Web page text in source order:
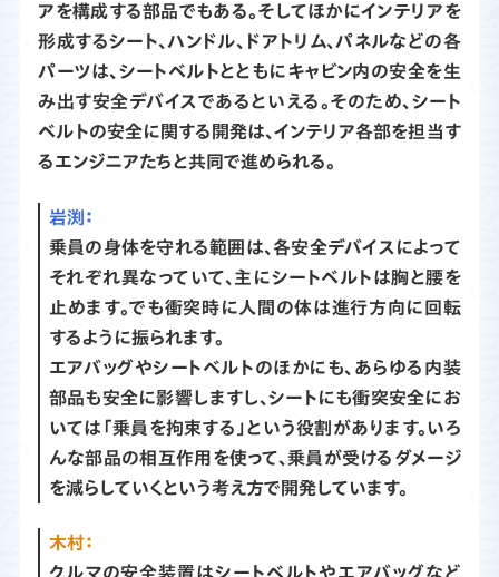
アを構成する部品でもある。そしてほかにインテリアを
形成するシート、ハンドル、ドアトリム、パネルなどの各
パーツは、シートベルトとともにキャビン内の安全を生
み出す安全デバイスであるといえる。そのため、シート
ベルトの安全に関する開発は、インテリア各部を担当す
るエンジニアたちと共同で進められる。
渕：
乗員の身体を守れる範囲は、各安全デバイスによって
それぞれ異なっていて、主にシートベルトは胸と腰を
止めます。でも衝突時に人間の体は進行方向に回転
するように振られます。
エアバッグやシートベルトのほかにも、あらゆる内装
部品も安全に影響しますし、シートにも衝突安全にお
いては「乗員を拘束する」という役割があります。いろ
んな部品の相互作用を使って、乗員が受けるダメージ
を減らしていくという考え方で開発しています。
木村：
クルマの安全装置はシートベルトやエアバッグなど